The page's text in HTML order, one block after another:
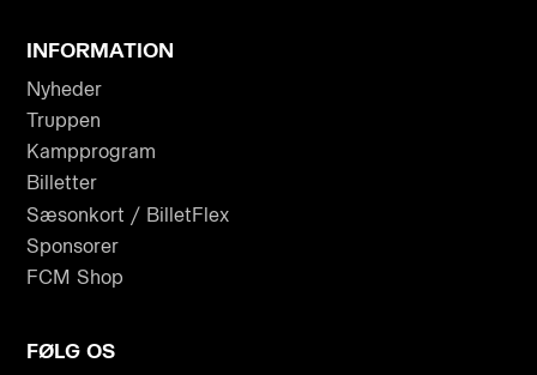
INFORMATION
Nyheder
Truppen
Kampprogram
Billetter
Sæsonkort / BilletFlex
Sponsorer
FCM Shop
FØLG OS